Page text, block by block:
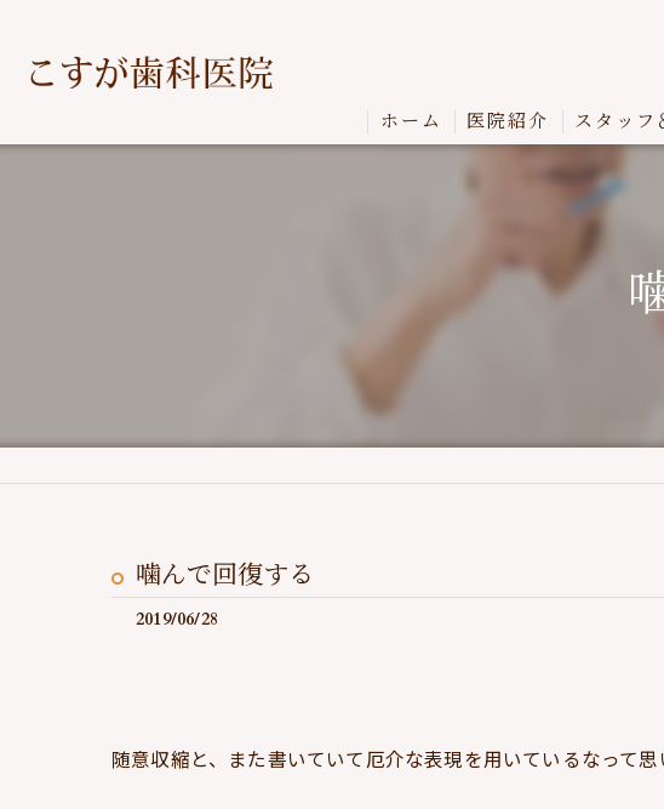
ホーム 医院紹介 スタッフ
噛んで回復する
2019/06/28
随意収縮と、また書いていて厄介な表現を用いているなって